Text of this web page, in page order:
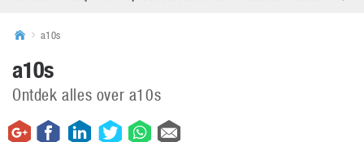
a10s
a10s
Ontdek alles over a10s